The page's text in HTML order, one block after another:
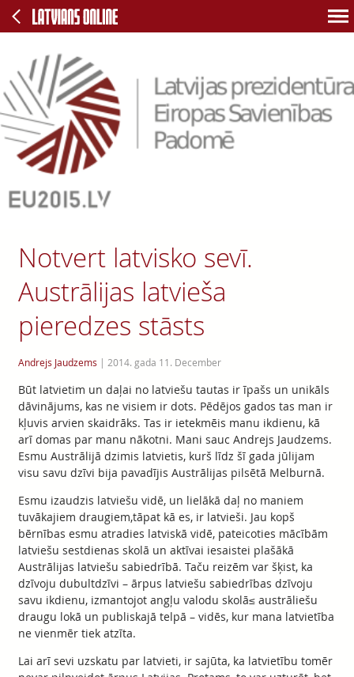
Notvert latvisko sevī.
Austrālijas latvieša
pieredzes stāsts
Andrejs Jaudzems | 2014. gada 11. December
Būt latvietim un daļai no latviešu tautas ir īpašs un unikāls
dāvinājums, kas ne visiem ir dots. Pēdējos gados tas man ir
kļuvis arvien skaidrāks. Tas ir ietekmēis manu ikdienu, kā
arī domas par manu nākotni. Mani sauc Andrejs Jaudzems.
Esmu Austrālijā dzimis latvietis, kurš līdz šī gada jūlijam
visu savu dzīvi bija pavadījis Austrālijas pilsētā Melburnā.
Esmu izaudzis latviešu vidē, un lielākā daļ no maniem
tuvākajiem draugiem,tāpat kā es, ir latvieši. Jau kopš
bērnības esmu atradies latviskā vidē, pateicoties mācībām
latviešu sestdienas skolā un aktīvai iesaistei plašākā
Austrālijas latviešu sabiedrībā. Taču reizēm var šķist, ka
dzīvoju dubultdzīvi – ārpus latviešu sabiedrības dzīvoju
savu ikdienu, izmantojot angļu valodu skolā≤ austrāliešu
draugu lokā un publiskajā telpā – vidēs, kur mana latvietība
ne vienmēr tiek atzīta.
Lai arī sevi uzskatu par latvieti, ir sajūta, ka latvietību tomēr